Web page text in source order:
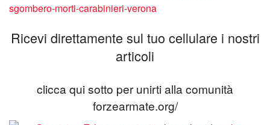
sgombero-morti-carabinieri-verona
Ricevi direttamente sul tuo cellulare i nostri
articoli
clicca qui sotto per unirti alla comunità
forzearmate.org/